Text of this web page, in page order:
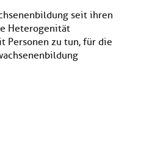
seit ihren
Heterogenität
Personen zu tun, für die